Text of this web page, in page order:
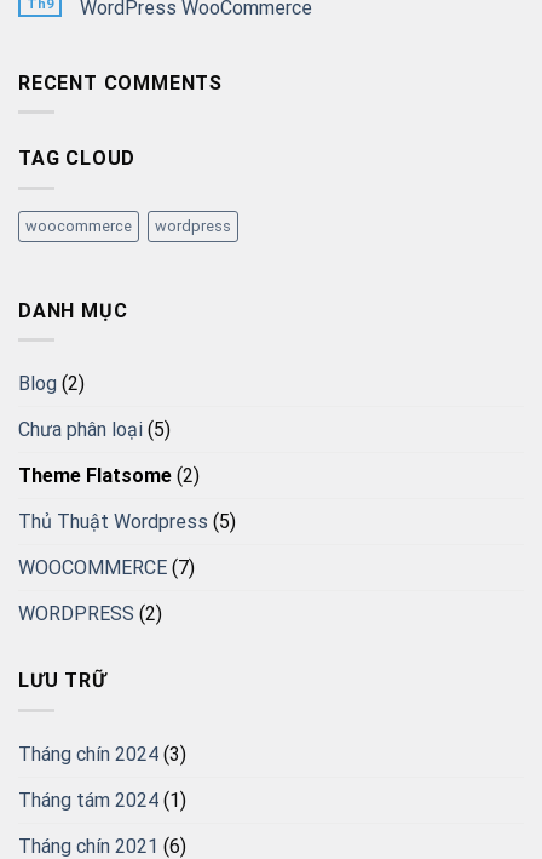
Th9
WordPress WooCommerce
RECENT COMMENTS
TAG CLOUD
woocommerce wordpress
DANH MỤC
Blog (2)
Chưa phân loại (5)
Theme Flatsome (2)
Thủ Thuật Wordpress (5)
WOOCOMMERCE (7)
WORDPRESS (2)
LƯU TRỮ
Tháng chín 2024 (3)
Tháng tám 2024 (1)
Tháng chín 2021 (6)